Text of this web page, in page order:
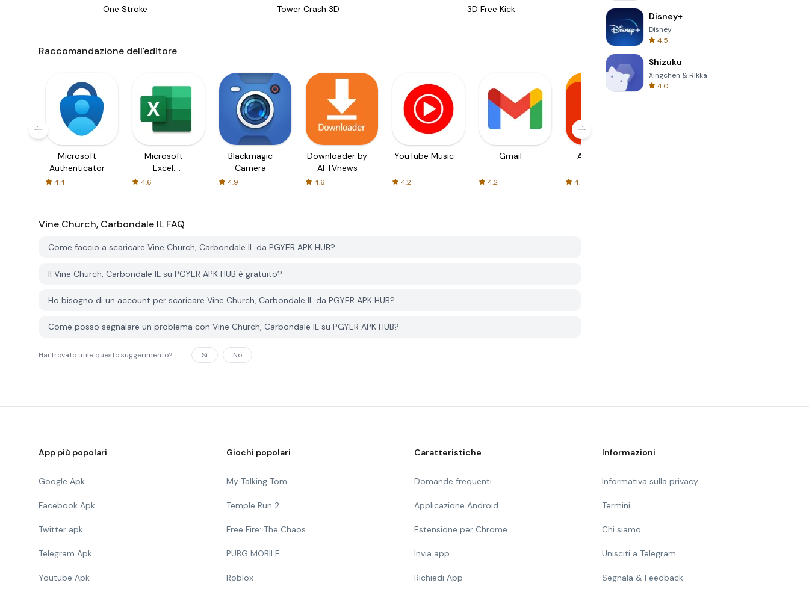
One Stroke Tower Crash 3D 3D Free Kick
Raccomandazione dell'editore
Microsoft
Authenticator
4.4
Microsoft
Excel:
Spreadsheets
4.6
Blackmagic
Camera
4.9
Downloader by
AFTVnews
4.6
YouTube Music
4.2
Gmail
4.2
AliExpress
4.5
Vine Church, Carbondale IL FAQ
Come faccio a scaricare Vine Church, Carbondale IL da PGYER APK HUB?
Il Vine Church, Carbondale IL su PGYER APK HUB è gratuito?
Ho bisogno di un account per scaricare Vine Church, Carbondale IL da PGYER APK HUB?
Come posso segnalare un problema con Vine Church, Carbondale IL su PGYER APK HUB?
Hai trovato utile questo suggerimento? Sì No
Disney+
Disney
4.5
Shizuku
Xingchen & Rikka
4.0
App più popolari
Google Apk
Facebook Apk
Twitter apk
Telegram Apk
Youtube Apk
Giochi popolari
My Talking Tom
Temple Run 2
Free Fire: The Chaos
PUBG MOBILE
Roblox
Caratteristiche
Domande frequenti
Applicazione Android
Estensione per Chrome
Invia app
Richiedi App
Informazioni
Informativa sulla privacy
Termini
Chi siamo
Unisciti a Telegram
Segnala & Feedback